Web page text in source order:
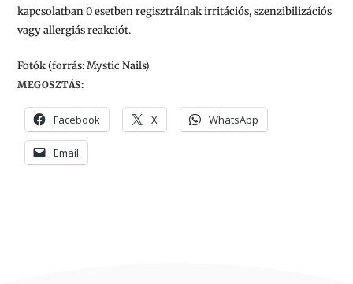
kapcsolatban 0 esetben regisztrálnak irritációs, szenzibilizációs
vagy allergiás reakciót.
Fotók (forrás: Mystic Nails)
MEGOSZTÁS:
Facebook X WhatsApp
Email